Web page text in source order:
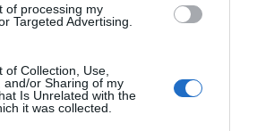
of processing my
Targeted Advertising.
of Collection, Use,
and/or Sharing of my
Is Unrelated with the
it was collected.
Imprimir